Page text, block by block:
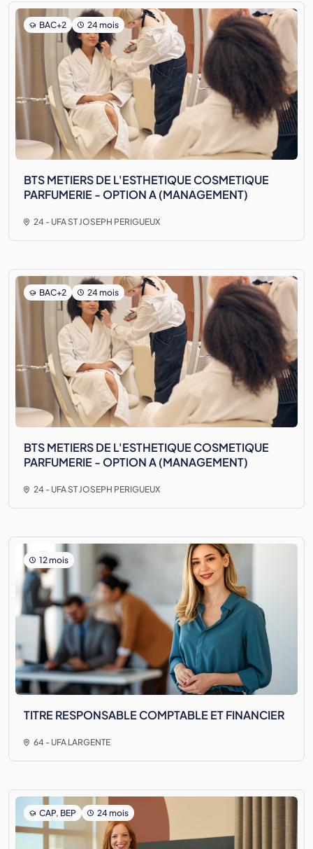
BAC+2 24 mois
BTS METIERS DE L'ESTHETIQUE COSMETIQUE
PARFUMERIE - OPTION A (MANAGEMENT)
24 - UFA ST JOSEPH PERIGUEUX
BAC+2 24 mois
BTS METIERS DE L'ESTHETIQUE COSMETIQUE
PARFUMERIE - OPTION A (MANAGEMENT)
24 - UFA ST JOSEPH PERIGUEUX
12 mois
TITRE RESPONSABLE COMPTABLE ET FINANCIER
64 - UFA LARGENTE
CAP, BEP 24 mois